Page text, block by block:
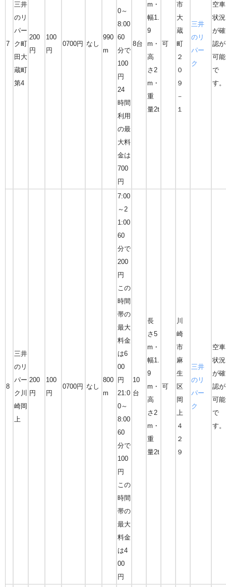
7
三井
のリ
パー
ク町
田大
蔵町
第4
200
円
100
円
0700円 なし
990
m
0～
8:00
60
分で
100
円
24
時間
利用
の最
大料
金は
700
円
8台
m・
幅1.
9
m・
高
さ2
m・
重
量2t
可
市
大
蔵
町
２
０
９
－
１
三井
のリ
パー
ク
空車
状況
が確
認が
可能
で
す。
8
三井
のリ
パー
ク川
崎岡
上
200
円
100
円
0700円 なし
800
m
7:00
～2
1:00
60
分で
200
円
この
時間
帯の
最大
料金
は6
00
円
21:0
0～
8:00
60
分で
100
円
この
時間
帯の
最大
料金
は4
00
円
10
台
長
さ5
m・
幅1.
9
m・
高
さ2
m・
重
量2t
可
川
崎
市
麻
生
区
岡
上
４
２
９
三井
のリ
パー
ク
空車
状況
が確
認が
可能
で
す。